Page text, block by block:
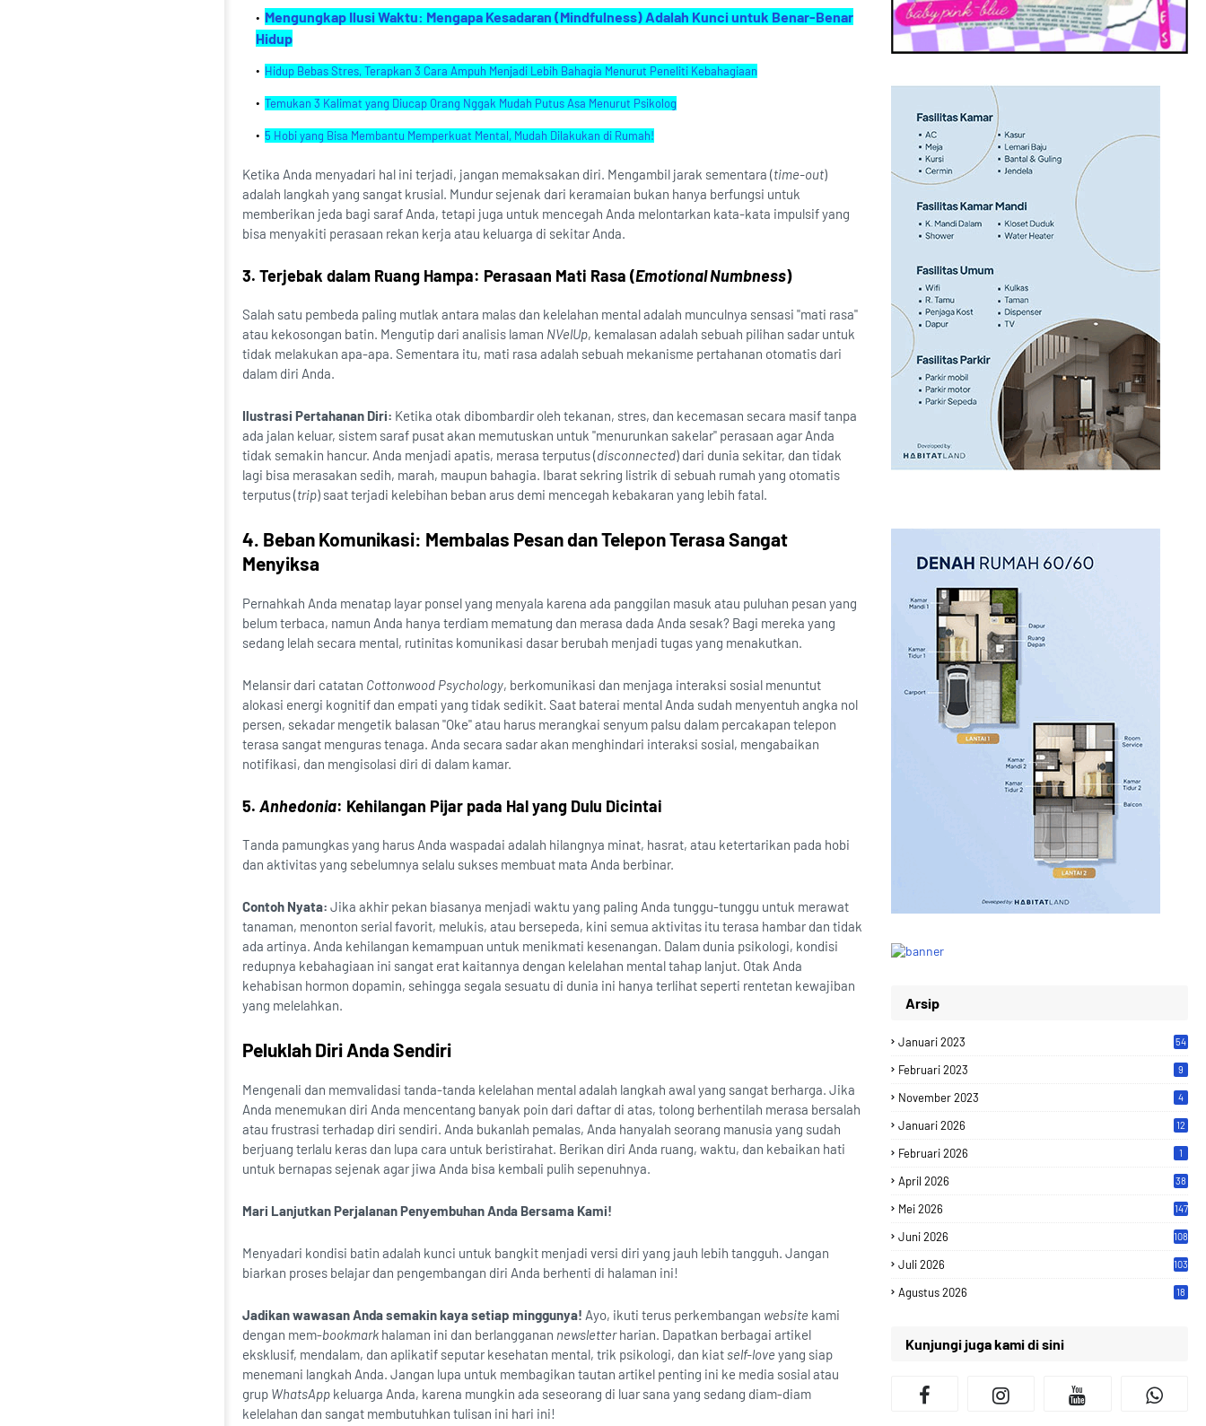
Mengungkap Ilusi Waktu: Mengapa Kesadaran (Mindfulness) Adalah Kunci untuk Benar-Benar
Hidup
Hidup Bebas Stres, Terapkan 3 Cara Ampuh Menjadi Lebih Bahagia Menurut Peneliti Kebahagiaan
Temukan 3 Kalimat yang Diucap Orang Nggak Mudah Putus Asa Menurut Psikolog
5 Hobi yang Bisa Membantu Memperkuat Mental, Mudah Dilakukan di Rumah!
Ketika Anda menyadari hal ini terjadi, jangan memaksakan diri. Mengambil jarak sementara (time-out)
adalah langkah yang sangat krusial. Mundur sejenak dari keramaian bukan hanya berfungsi untuk
memberikan jeda bagi saraf Anda, tetapi juga untuk mencegah Anda melontarkan kata-kata impulsif yang
bisa menyakiti perasaan rekan kerja atau keluarga di sekitar Anda.
3. Terjebak dalam Ruang Hampa: Perasaan Mati Rasa (Emotional Numbness)
Salah satu pembeda paling mutlak antara malas dan kelelahan mental adalah munculnya sensasi "mati rasa"
atau kekosongan batin. Mengutip dari analisis laman NVelUp, kemalasan adalah sebuah pilihan sadar untuk
tidak melakukan apa-apa. Sementara itu, mati rasa adalah sebuah mekanisme pertahanan otomatis dari
dalam diri Anda.
Ilustrasi Pertahanan Diri: Ketika otak dibombardir oleh tekanan, stres, dan kecemasan secara masif tanpa
ada jalan keluar, sistem saraf pusat akan memutuskan untuk "menurunkan sakelar" perasaan agar Anda
tidak semakin hancur. Anda menjadi apatis, merasa terputus (disconnected) dari dunia sekitar, dan tidak
lagi bisa merasakan sedih, marah, maupun bahagia. Ibarat sekring listrik di sebuah rumah yang otomatis
terputus (trip) saat terjadi kelebihan beban arus demi mencegah kebakaran yang lebih fatal.
4. Beban Komunikasi: Membalas Pesan dan Telepon Terasa Sangat
Menyiksa
Pernahkah Anda menatap layar ponsel yang menyala karena ada panggilan masuk atau puluhan pesan yang
belum terbaca, namun Anda hanya terdiam mematung dan merasa dada Anda sesak? Bagi mereka yang
sedang lelah secara mental, rutinitas komunikasi dasar berubah menjadi tugas yang menakutkan.
Melansir dari catatan Cottonwood Psychology, berkomunikasi dan menjaga interaksi sosial menuntut
alokasi energi kognitif dan empati yang tidak sedikit. Saat baterai mental Anda sudah menyentuh angka nol
persen, sekadar mengetik balasan "Oke" atau harus merangkai senyum palsu dalam percakapan telepon
terasa sangat menguras tenaga. Anda secara sadar akan menghindari interaksi sosial, mengabaikan
notifikasi, dan mengisolasi diri di dalam kamar.
5. Anhedonia: Kehilangan Pijar pada Hal yang Dulu Dicintai
Tanda pamungkas yang harus Anda waspadai adalah hilangnya minat, hasrat, atau ketertarikan pada hobi
dan aktivitas yang sebelumnya selalu sukses membuat mata Anda berbinar.
Contoh Nyata: Jika akhir pekan biasanya menjadi waktu yang paling Anda tunggu-tunggu untuk merawat
tanaman, menonton serial favorit, melukis, atau bersepeda, kini semua aktivitas itu terasa hambar dan tidak
ada artinya. Anda kehilangan kemampuan untuk menikmati kesenangan. Dalam dunia psikologi, kondisi
redupnya kebahagiaan ini sangat erat kaitannya dengan kelelahan mental tahap lanjut. Otak Anda
kehabisan hormon dopamin, sehingga segala sesuatu di dunia ini hanya terlihat seperti rentetan kewajiban
yang melelahkan.
Peluklah Diri Anda Sendiri
Mengenali dan memvalidasi tanda-tanda kelelahan mental adalah langkah awal yang sangat berharga. Jika
Anda menemukan diri Anda mencentang banyak poin dari daftar di atas, tolong berhentilah merasa bersalah
atau frustrasi terhadap diri sendiri. Anda bukanlah pemalas, Anda hanyalah seorang manusia yang sudah
berjuang terlalu keras dan lupa cara untuk beristirahat. Berikan diri Anda ruang, waktu, dan kebaikan hati
untuk bernapas sejenak agar jiwa Anda bisa kembali pulih sepenuhnya.
Mari Lanjutkan Perjalanan Penyembuhan Anda Bersama Kami!
Menyadari kondisi batin adalah kunci untuk bangkit menjadi versi diri yang jauh lebih tangguh. Jangan
biarkan proses belajar dan pengembangan diri Anda berhenti di halaman ini!
Jadikan wawasan Anda semakin kaya setiap minggunya! Ayo, ikuti terus perkembangan website kami
dengan mem-bookmark halaman ini dan berlangganan newsletterharian. Dapatkan berbagai artikel
eksklusif, mendalam, dan aplikatif seputar kesehatan mental, trik psikologi, dan kiatself-love yang siap
menemani langkah Anda. Jangan lupa untuk membagikan tautan artikel penting ini ke media sosial atau
grup WhatsApp keluarga Anda, karena mungkin ada seseorang di luar sana yang sedang diam-diam
kelelahan dan sangat membutuhkan tulisan ini hari ini!
Arsip
Januari 2023 54
Februari 2023 9
November 2023 4
Januari 2026 12
Februari 2026 1
April 2026 38
Mei 2026 147
Juni 2026 108
Juli 2026 103
Agustus 2026 18
Kunjungi juga kami di sini